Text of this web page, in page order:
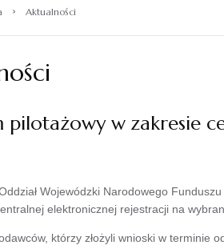
› Aktualności
pilotażowy w zakresie
Wojewódzki Narodowego
elektronicznej rejestracji na
którzy złożyli wnioski w terminie